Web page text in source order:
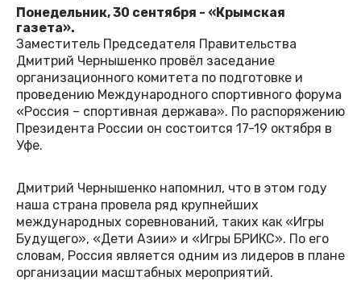
Понедельник, 30 сентября - «Крымская
газета».
Заместитель Председателя Правительства
Дмитрий Чернышенко провёл заседание
организационного комитета по подготовке и
проведению Международного спортивного форума
«Россия – спортивная держава». По распоряжению
Президента России он состоится 17-19 октября в
Уфе.
Дмитрий Чернышенко напомнил, что в этом году
наша страна провела ряд крупнейших
международных соревнований, таких как «Игры
Будущего», «Дети Азии» и «Игры БРИКС». По его
словам, Россия является одним из лидеров в плане
организации масштабных мероприятий.